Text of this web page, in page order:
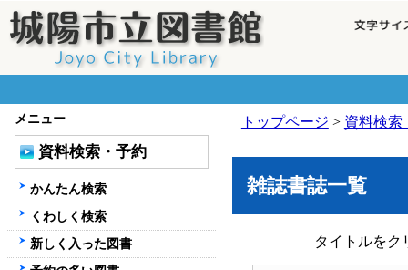
トップページ > 資料検索
雑誌書誌一覧
タイトルをク
メニュー
資料検索・予約
かんたん検索
くわしく検索
新しく入った図書